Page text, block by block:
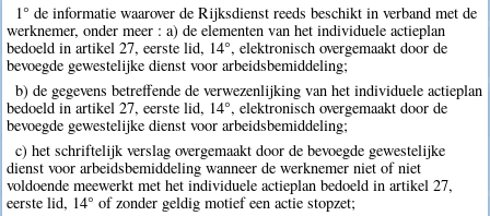
1° de informatie waarover de Rijksdienst reeds beschikt in verband met de
werknemer, onder meer : a) de elementen van het individuele actieplan
bedoeld in artikel 27, eerste lid, 14°, elektronisch overgemaakt door de
bevoegde gewestelijke dienst voor arbeidsbemiddeling;
b) de gegevens betreffende de verwezenlijking van het individuele actieplan
bedoeld in artikel 27, eerste lid, 14°, elektronisch overgemaakt door de
bevoegde gewestelijke dienst voor arbeidsbemiddeling;
c) het schriftelijk verslag overgemaakt door de bevoegde gewestelijke
dienst voor arbeidsbemiddeling wanneer de werknemer niet of niet
voldoende meewerkt met het individuele actieplan bedoeld in artikel 27,
eerste lid, 14° of zonder geldig motief een actie stopzet;